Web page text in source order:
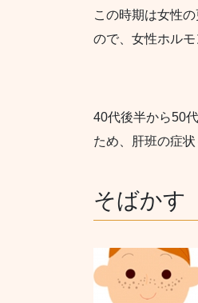
この時期は女性
ので、 女性ホル
40代後半から50
ため、肝班の症
そばかす